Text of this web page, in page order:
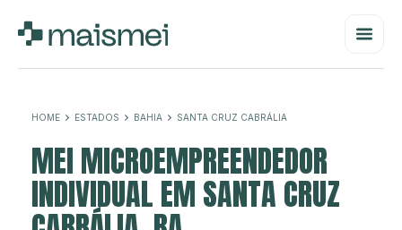
HOME ESTADOS BAHIA SANTA CRUZ CABRÁLIA
MEI MICROEMPREENDEDOR
INDIVIDUAL EM SANTA CRUZ